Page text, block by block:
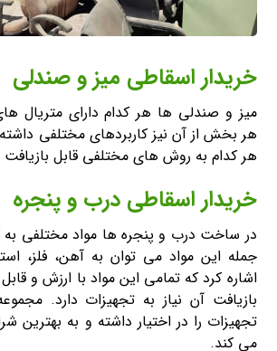
خریدار اسقاطی میز و صندلی
میز و صندلی ها هر کدام دارای متریال
هر بخش از آن نیز کاربردهای مختلفی داشته
هر کدام به روش های مختلفی قابل
خریدار اسقاطی درب و پنجره
در ساخت درب و پنجره ها مواد مختلفی به
جمله این مواد می توان به آهن، فلز،
اشاره کرد که تمامی این مواد با ارزش و
بازیافت آن نیاز به تجهیزات دارد.
تجهیزات را در اختیار داشته و به بهترین
می کند.